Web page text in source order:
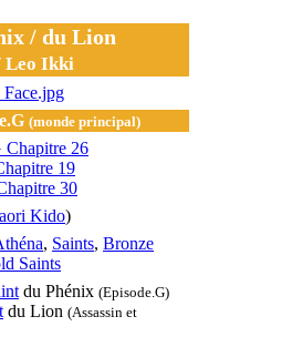
/ du Lion
Leo Ikki
(monde principal)
Chapitre 26
19
30
Kido)
, Saints, Bronze
Saints
du Phénix (Episode.G)
du Lion (Assassin et